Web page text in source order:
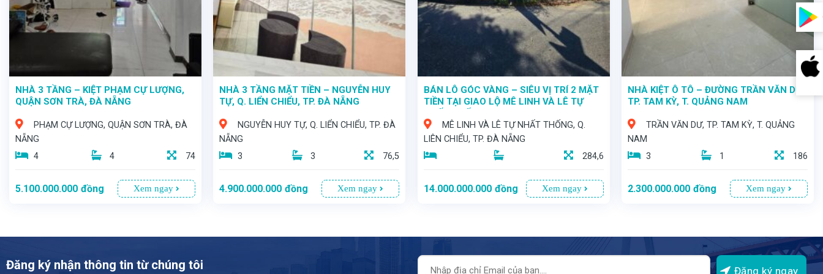
NHÀ 3 TẦNG – KIỆT PHẠM CỰ LƯỢNG,
QUẬN SƠN TRÀ, ĐÀ NẴNG
PHẠM CỰ LƯỢNG, QUẬN SƠN TRÀ, ĐÀ
NẴNG
4
4 74
5.100.000.000 đồng Xem ngay
NHÀ 3 TẦNG MẶT TIỀN – NGUYỄN HUY
TỰ, Q. LIỂN CHIỂU, TP. ĐÀ NẴNG
NGUYỄN HUY TỰ, Q. LIỂN CHIỂU, TP. ĐÀ
NẴNG
3
3 76,5
4.900.000.000 đồng Xem ngay
BÁN LÔ GÓC VÀNG – SIÊU VỊ TRÍ 2 MẶT
TIỀN TẠI GIAO LỘ MÊ LINH VÀ LÊ TỰ
MÊ LINH VÀ LÊ TỰ NHẤT THỐNG, Q.
LIÊN CHIỂU, TP. ĐÀ NẴNG
284,6
14.000.000.000 đồng Xem ngay
NHÀ KIỆT Ô TÔ – ĐƯỜNG TRẦN VĂN DƯ,
TP. TAM KỲ, T. QUẢNG NAM
TRẦN VĂN DƯ, TP. TAM KỲ, T. QUẢNG
NAM
3
1 186
2.300.000.000 đồng Xem ngay
Đăng ký nhận thông tin từ chúng tôi